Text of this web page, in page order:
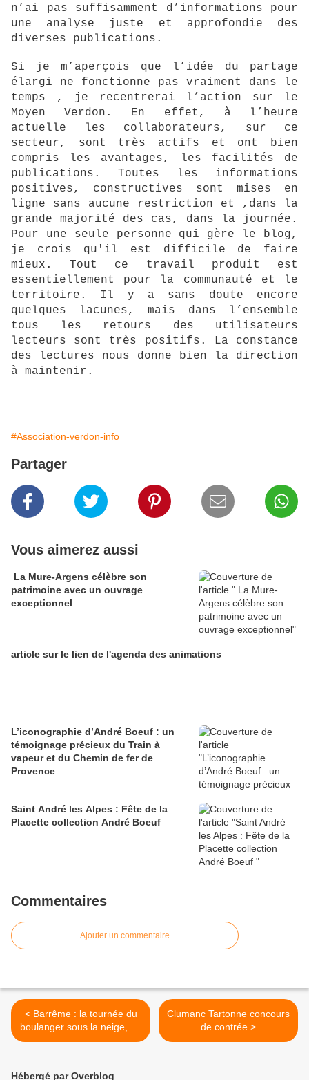
n’ai pas suffisamment d’informations pour
une analyse juste et approfondie des
diverses publications.
Si je m’aperçois que l’idée du partage
élargi ne fonctionne pas vraiment dans le
temps , je recentrerai l’action sur le
Moyen Verdon. En effet, à l’heure
actuelle les collaborateurs, sur ce
secteur, sont très actifs et ont bien
compris les avantages, les facilités de
publications. Toutes les informations
positives, constructives sont mises en
ligne sans aucune restriction et ,dans la
grande majorité des cas, dans la journée.
Pour une seule personne qui gère le blog,
je crois qu'il est difficile de faire
mieux. Tout ce travail produit est
essentiellement pour la communauté et le
territoire. Il y a sans doute encore
quelques lacunes, mais dans l’ensemble
tous les retours des utilisateurs
lecteurs sont très positifs. La constance
des lectures nous donne bien la direction
à maintenir.
#Association-verdon-info
Partager
Vous aimerez aussi
La Mure-Argens célèbre son
patrimoine avec un ouvrage
exceptionnel
article sur le lien de l'agenda des animations
L’iconographie d’André Boeuf : un
témoignage précieux du Train à
vapeur et du Chemin de fer de
Provence
Saint André les Alpes : Fête de la
Placette collection André Boeuf
Commentaires
Ajouter un commentaire
< Barrême : la tournée du
boulanger sous la neige, un
outil de proximité et de
Clumanc Tartonne concours
de contrée >
Hébergé par Overblog